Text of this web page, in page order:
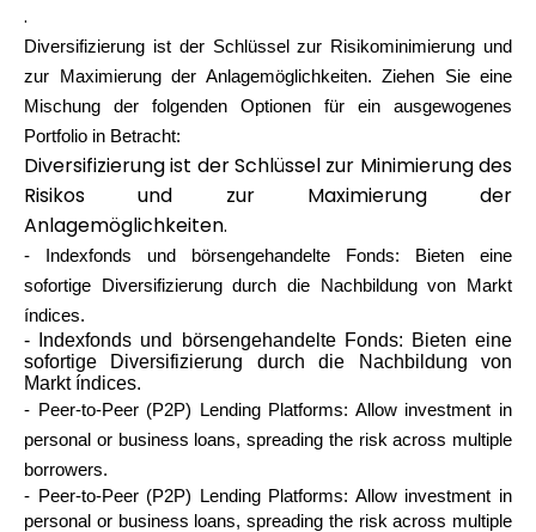
.
Diversifizierung ist der Schlüssel zur Risikominimierung und
zur Maximierung der Anlagemöglichkeiten. Ziehen Sie eine
Mischung der folgenden Optionen für ein ausgewogenes
Portfolio in Betracht:
Diversifizierung ist der Schlüssel zur Minimierung des
Risikos und zur Maximierung der
Anlagemöglichkeiten.
- Indexfonds und börsengehandelte Fonds: Bieten eine
sofortige Diversifizierung durch die Nachbildung von Markt
índices.
- Indexfonds und börsengehandelte Fonds: Bieten eine
sofortige Diversifizierung durch die Nachbildung von
Markt índices.
- Peer-to-Peer (P2P) Lending Platforms: Allow investment in
personal or business loans, spreading the risk across multiple
borrowers.
- Peer-to-Peer (P2P) Lending Platforms: Allow investment in
personal or business loans, spreading the risk across multiple